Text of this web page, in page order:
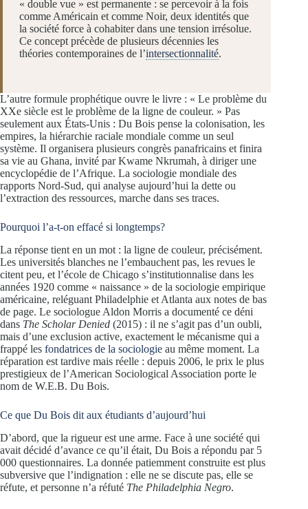
« double vue » est permanente : se percevoir à la fois
comme Américain et comme Noir, deux identités que
la société force à cohabiter dans une tension irrésolue.
Ce concept précède de plusieurs décennies les
théories contemporaines de l’intersectionnalité.
L’autre formule prophétique ouvre le livre : « Le problème du
XXe siècle est le problème de la ligne de couleur. » Pas
seulement aux États-Unis : Du Bois pense la colonisation, les
empires, la hiérarchie raciale mondiale comme un seul
système. Il organisera plusieurs congrès panafricains et finira
sa vie au Ghana, invité par Kwame Nkrumah, à diriger une
encyclopédie de l’Afrique. La sociologie mondiale des
rapports Nord-Sud, qui analyse aujourd’hui la dette ou
l’extraction des ressources, marche dans ses traces.
Pourquoi l’a-t-on effacé si longtemps?
La réponse tient en un mot : la ligne de couleur, précisément.
Les universités blanches ne l’embauchent pas, les revues le
citent peu, et l’école de Chicago s’institutionnalise dans les
années 1920 comme « naissance » de la sociologie empirique
américaine, reléguant Philadelphie et Atlanta aux notes de bas
de page. Le sociologue Aldon Morris a documenté ce déni
dans The Scholar Denied (2015) : il ne s’agit pas d’un oubli,
mais d’une exclusion active, exactement le mécanisme qui a
frappé les fondatrices de la sociologie au même moment. La
réparation est tardive mais réelle : depuis 2006, le prix le plus
prestigieux de l’American Sociological Association porte le
nom de W.E.B. Du Bois.
Ce que Du Bois dit aux étudiants d’aujourd’hui
D’abord, que la rigueur est une arme. Face à une société qui
avait décidé d’avance ce qu’il était, Du Bois a répondu par 5
000 questionnaires. La donnée patiemment construite est plus
subversive que l’indignation : elle ne se discute pas, elle se
réfute, et personne n’a réfuté The Philadelphia Negro.